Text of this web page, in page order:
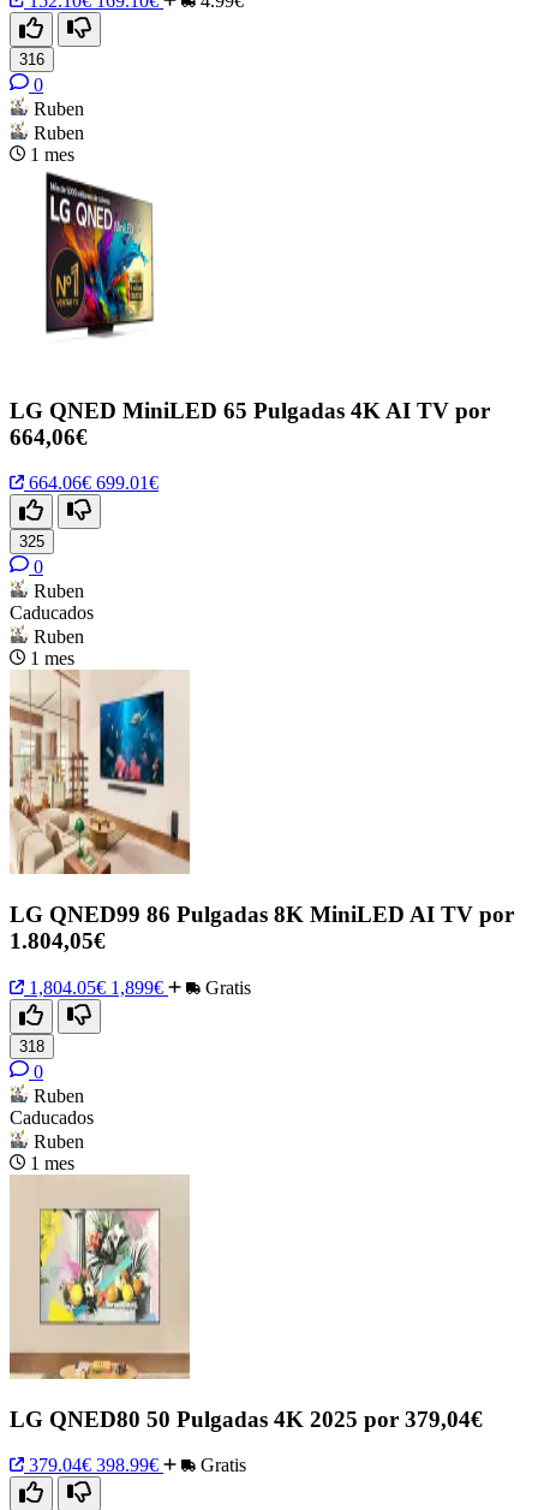
316
0
Ruben
Ruben
1 mes
LG QNED MiniLED 65 Pulgadas 4K AI TV por
664,06€
664.06€ 699.01€
325
0
Ruben
Caducados
Ruben
1 mes
LG QNED99 86 Pulgadas 8K MiniLED AI TV por
1.804,05€
1,804.05€ 1,899€ Gratis
318
0
Ruben
Caducados
Ruben
1 mes
LG QNED80 50 Pulgadas 4K 2025 por 379,04€
379.04€ 398.99€ Gratis